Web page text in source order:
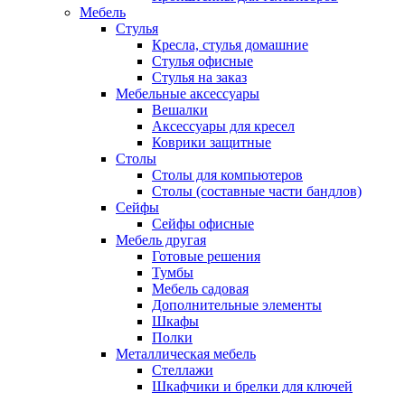
Мебель
Стулья
Кресла, стулья домашние
Стулья офисные
Стулья на заказ
Мебельные аксессуары
Вешалки
Аксессуары для кресел
Коврики защитные
Столы
Столы для компьютеров
Столы (составные части бандлов)
Сейфы
Сейфы офисные
Мебель другая
Готовые решения
Тумбы
Мебель садовая
Дополнительные элементы
Шкафы
Полки
Металлическая мебель
Стеллажи
Шкафчики и брелки для ключей